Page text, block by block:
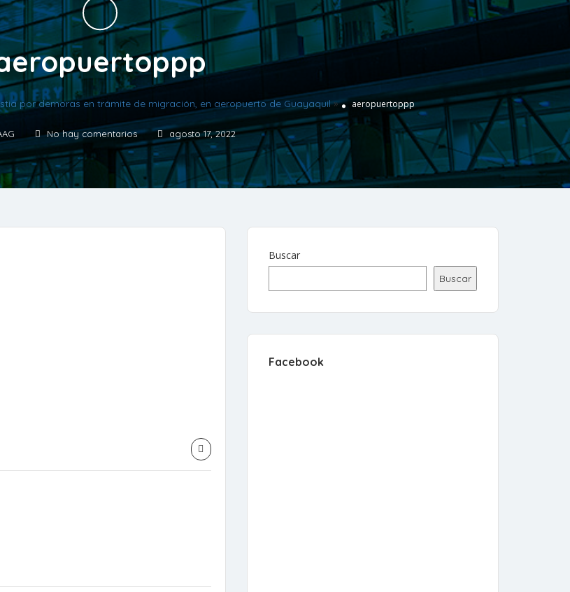
por demoras en trámite de migración, en aeropuerto de Guayaquil» aeropuertoppp
No hay comentarios agosto 17, 2022
Buscar
Buscar
Facebook